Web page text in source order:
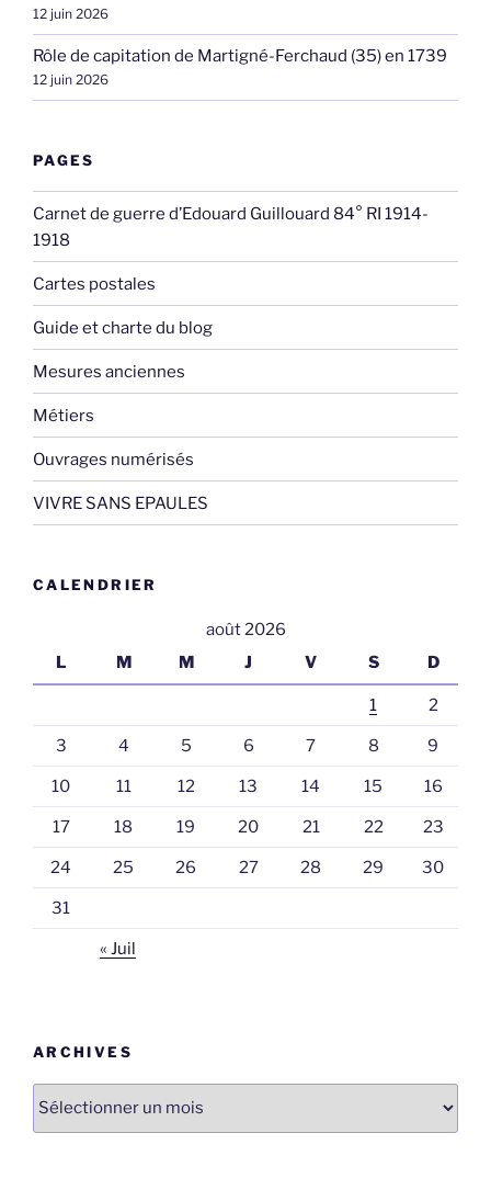
12 juin 2026
Rôle de capitation de Martigné-Ferchaud (35) en 1739
12 juin 2026
PAGES
Carnet de guerre d’Edouard Guillouard 84° RI 1914-
1918
Cartes postales
Guide et charte du blog
Mesures anciennes
Métiers
Ouvrages numérisés
VIVRE SANS EPAULES
CALENDRIER
août 2026
L
M M J V S D
1 2
3 4 5 6 7 8 9
10 11 12 13 14 15 16
17 18 19 20 21 22 23
24 25 26 27 28 29 30
31
« Juil
ARCHIVES